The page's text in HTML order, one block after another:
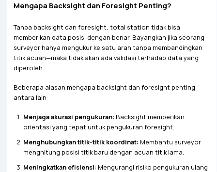
Mengapa Backsight dan Foresight Penting?
Tanpa backsight dan foresight, total station tidak bisa
memberikan data posisi dengan benar. Bayangkan jika seorang
surveyor hanya mengukur ke satu arah tanpa membandingkan
titik acuan—maka tidak akan ada validasi terhadap data yang
diperoleh.
Beberapa alasan mengapa backsight dan foresight penting
antara lain:
Menjaga akurasi pengukuran: Backsight memberikan
orientasi yang tepat untuk pengukuran foresight.
Menghubungkan titik-titik koordinat: Membantu surveyor
menghitung posisi titik baru dengan acuan titik lama.
Meningkatkan efisiensi: Mengurangi risiko pengukuran ulang